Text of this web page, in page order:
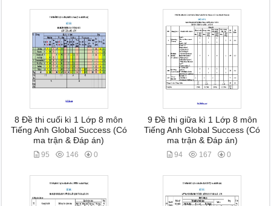
8 Đề thi cuối kì 1 Lớp 8 môn
Tiếng Anh Global Success (Có
ma trận & Đáp án)
95 146 0
9 Đề thi giữa kì 1 Lớp 8 môn
Tiếng Anh Global Success (Có
ma trận & Đáp án)
94 167 0